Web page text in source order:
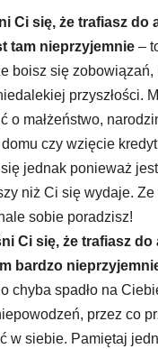
Ci się, że trafiasz do
tam nieprzyjemnie –
boisz się zobowiązań,
przyszłości.
o małżeństwo,
domu czy wzięcie
jednak ponieważ
niż Ci się wydaje. Ze
sobie poradzisz!
Ci się, że trafiasz do
bardzo
chyba spadło na
przez co
w siebie. Pamiętaj